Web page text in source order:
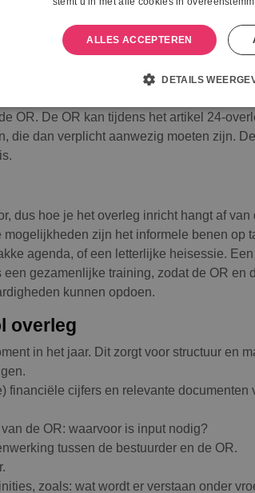
en tijdbesparend proces.
(RvT) of Raad van Commissarissen (RVC)
dat deze organen niet alleen van de
OR. De OR kan tijdens het artikel 24-
die dan verplicht aanwezig moeten zijn.
dus hoe je het overleg inricht hangt af van
zijn het informele benen op
agenda, of een letterlijke heisessie.
gezamenlijke training, zodat de OR en
kunnen opdoen.
overleg
in het jaar. Dit zorgt voor structuur en
financiële cijfers en relevante documenten
de OR: waarvoor is input nodig?
tussen de bestuurder en de OR.
zoals: wat wordt er verstaan onder
ALLES ACCEPTEREN
DETAILS